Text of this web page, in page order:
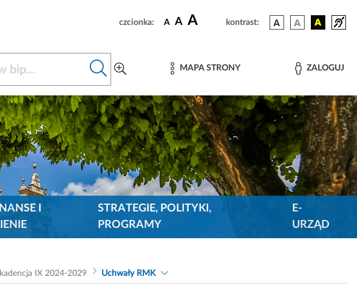
czcionka: A A A kontrast:
MAPA STRONY ZALOGUJ
I
STRATEGIE, POLITYKI,
PROGRAMY
E-
URZĄD
IX 2024-2029 Uchwały RMK